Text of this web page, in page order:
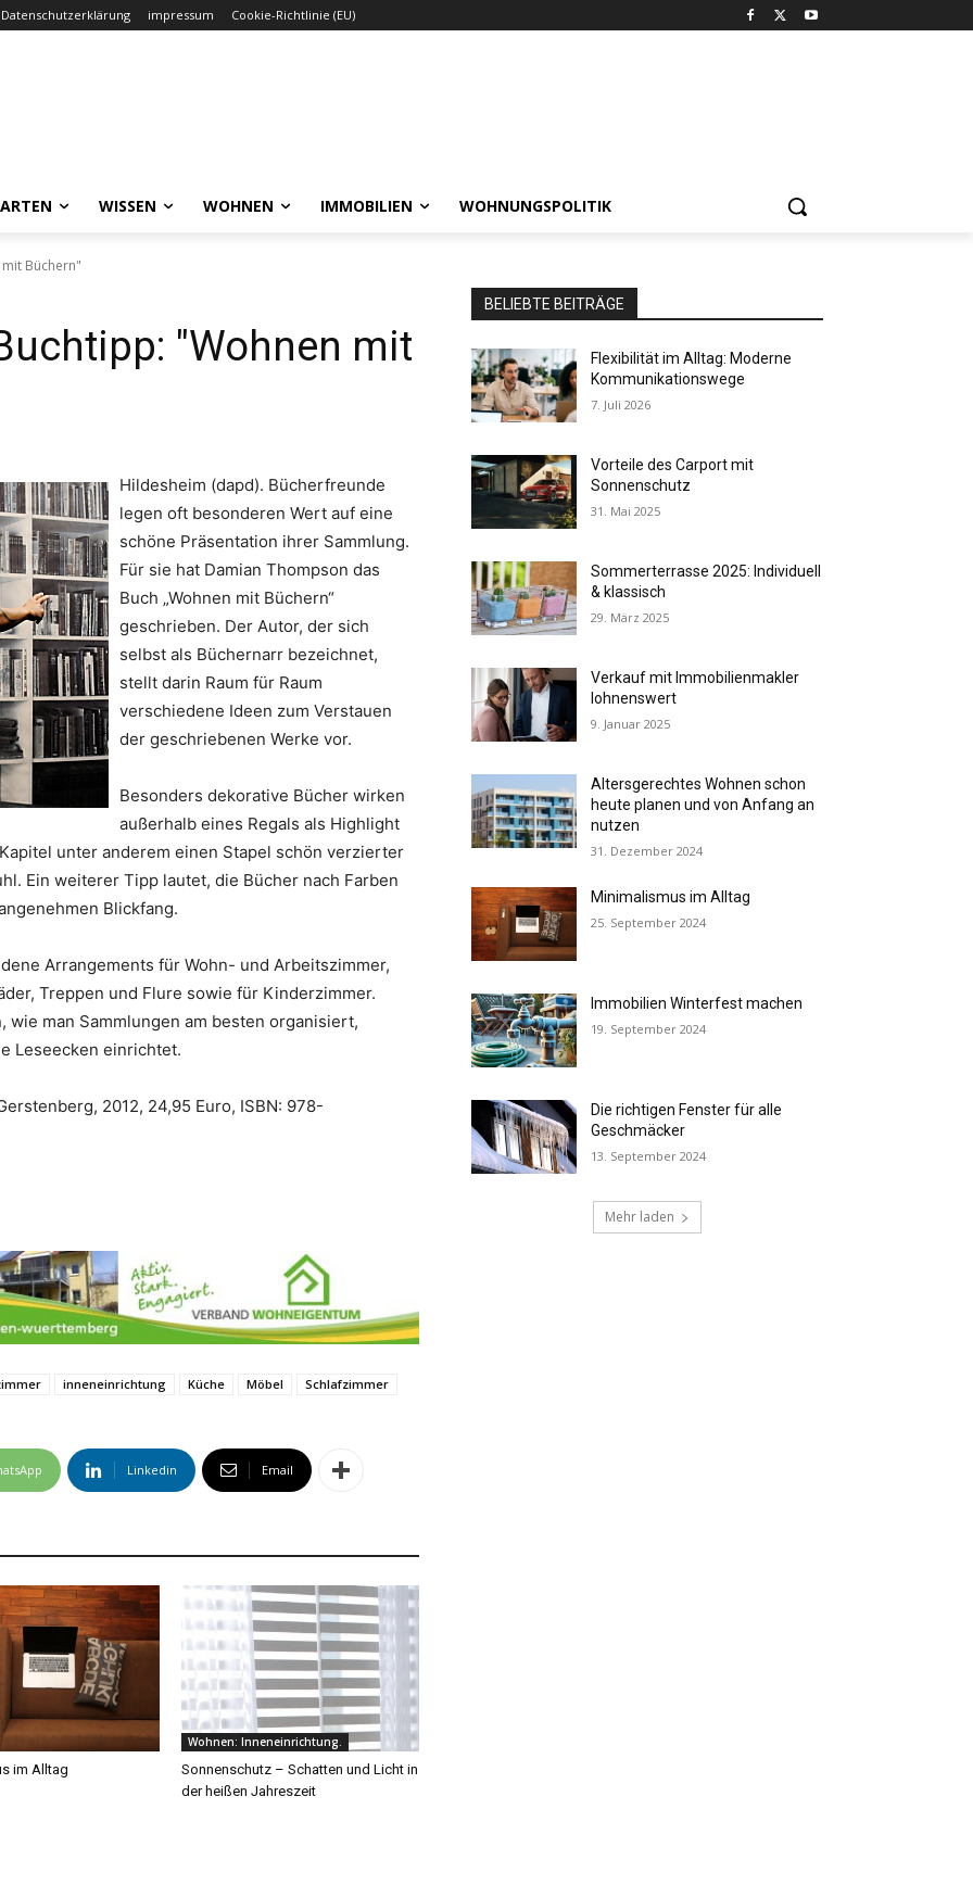
Datenschutzerklärung impressum Cookie-Richtlinie (EU)
WISSEN WOHNEN IMMOBILIEN WOHNUNGSPOLITIK
Büchern"
"Wohnen mit
Hildesheim (dapd). Bücherfreunde
legen oft besonderen Wert auf eine
schöne Präsentation ihrer Sammlung.
Für sie hat Damian Thompson das
Buch „Wohnen mit Büchern“
geschrieben. Der Autor, der sich
selbst als Büchernarr bezeichnet,
stellt darin Raum für Raum
verschiedene Ideen zum Verstauen
der geschriebenen Werke vor.
Besonders dekorative Bücher wirken
außerhalb eines Regals als Highlight
unter anderem einen Stapel schön verzierter
Ein weiterer Tipp lautet, die Bücher nach Farben
Blickfang.
Arrangements für Wohn- und Arbeitszimmer,
Treppen und Flure sowie für Kinderzimmer.
man Sammlungen am besten organisiert,
Leseecken einrichtet.
2012, 24,95 Euro, ISBN: 978-
inneneinrichtung Küche Möbel Schlafzimmer
Linkedin Email
im Alltag
Wohnen: Inneneinrichtung.
Sonnenschutz – Schatten und Licht in
der heißen Jahreszeit
BELIEBTE BEITRÄGE
Flexibilität im Alltag: Moderne
Kommunikationswege
7. Juli 2026
Vorteile des Carport mit
Sonnenschutz
31. Mai 2025
Sommerterrasse 2025: Individuell
& klassisch
29. März 2025
Verkauf mit Immobilienmakler
lohnenswert
9. Januar 2025
Altersgerechtes Wohnen schon
heute planen und von Anfang an
nutzen
31. Dezember 2024
Minimalismus im Alltag
25. September 2024
Immobilien Winterfest machen
19. September 2024
Die richtigen Fenster für alle
Geschmäcker
13. September 2024
Mehr laden